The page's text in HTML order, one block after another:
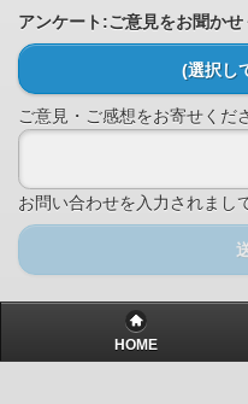
アンケート:ご意見をお聞かせ
(選択し
ご意見・ご感想をお寄せくだ
お問い合わせを入力されまし
HOME